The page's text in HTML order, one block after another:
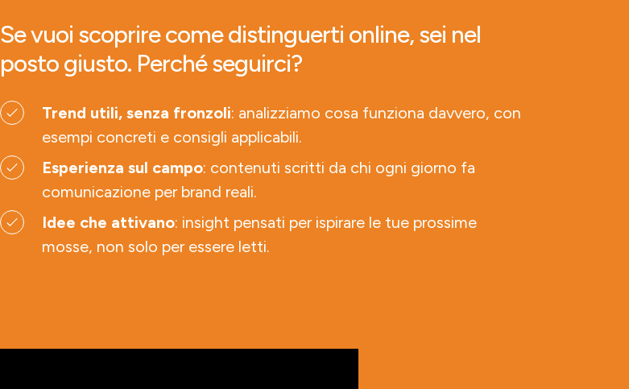
Se vuoi scoprire come distinguerti online, sei nel
posto giusto. Perché seguirci?
Trend utili, senza fronzoli: analizziamo cosa funziona davvero, con
esempi concreti e consigli applicabili.
Esperienza sul campo: contenuti scritti da chi ogni giorno fa
comunicazione per brand reali.
Idee che attivano: insight pensati per ispirare le tue prossime
mosse, non solo per essere letti.